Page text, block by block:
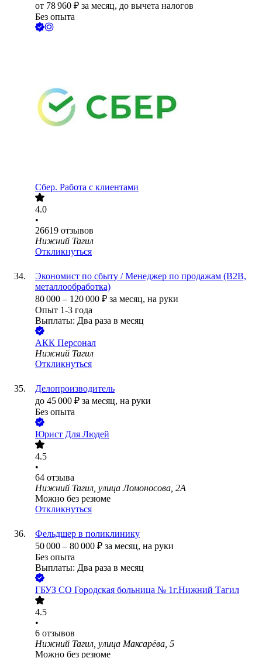
от 78 960 ₽ за месяц, до вычета налогов
Без опыта
Сбер. Работа с клиентами
4.0
•
26619 отзывов
Нижний Тагил
Откликнуться
Экономист по сбыту / Менеджер по продажам (B2B,
металлообработка)
80 000 – 120 000 ₽ за месяц, на руки
Опыт 1-3 года
Выплаты: Два раза в месяц
АКК Персонал
Нижний Тагил
Откликнуться
Делопроизводитель
до 45 000 ₽ за месяц, на руки
Без опыта
Юрист Для Людей
4.5
•
64 отзыва
Нижний Тагил, улица Ломоносова, 2А
Можно без резюме
Откликнуться
Фельдшер в поликлинику
50 000 – 80 000 ₽ за месяц, на руки
Без опыта
Выплаты: Два раза в месяц
ГБУЗ СО Городская больница № 1г.Нижний Тагил
4.5
•
6 отзывов
Нижний Тагил, улица Максарёва, 5
Можно без резюме